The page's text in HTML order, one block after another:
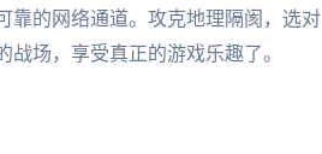
靠的网络通道。攻克地理隔阂，选对
场，享受真正的游戏乐趣了。